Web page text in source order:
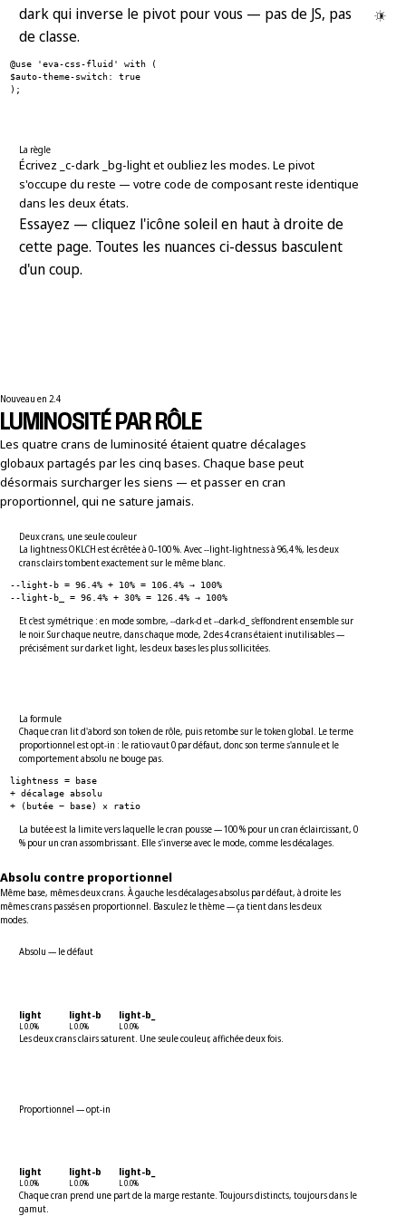
dark qui inverse le pivot pour vous — pas de JS, pas
de classe.
@use 'eva-css-fluid' with (
$auto-theme-switch: true
);
La règle
Écrivez _c-dark _bg-light et oubliez les modes. Le pivot
s'occupe du reste — votre code de composant reste identique
dans les deux états.
Essayez — cliquez l'icône soleil en haut à droite de
cette page. Toutes les nuances ci-dessus basculent
d'un coup.
Nouveau en 2.4
LUMINOSITÉ PAR RÔLE
Les quatre crans de luminosité étaient quatre décalages
globaux partagés par les cinq bases. Chaque base peut
désormais surcharger les siens — et passer en cran
proportionnel, qui ne sature jamais.
Deux crans, une seule couleur
La lightness OKLCH est écrêtée à 0–100 %. Avec --light-lightness à 96,4 %, les deux
crans clairs tombent exactement sur le même blanc.
--light-b = 96.4% + 10% = 106.4% → 100%
--light-b_ = 96.4% + 30% = 126.4% → 100%
Et c'est symétrique : en mode sombre, --dark-d et --dark-d_ s'effondrent ensemble sur
le noir. Sur chaque neutre, dans chaque mode, 2 des 4 crans étaient inutilisables —
précisément sur dark et light, les deux bases les plus sollicitées.
La formule
Chaque cran lit d'abord son token de rôle, puis retombe sur le token global. Le terme
proportionnel est opt-in : le ratio vaut 0 par défaut, donc son terme s'annule et le
comportement absolu ne bouge pas.
lightness = base
+ décalage absolu
+ (butée − base) × ratio
La butée est la limite vers laquelle le cran pousse — 100 % pour un cran éclaircissant, 0
% pour un cran assombrissant. Elle s'inverse avec le mode, comme les décalages.
Absolu contre proportionnel
Même base, mêmes deux crans. À gauche les décalages absolus par défaut, à droite les
mêmes crans passés en proportionnel. Basculez le thème — ça tient dans les deux
modes.
Absolu — le défaut
light
L 0.0%
light-b
L 0.0%
light-b_
L 0.0%
Les deux crans clairs saturent. Une seule couleur, affichée deux fois.
Proportionnel — opt-in
light
L 0.0%
light-b
L 0.0%
light-b_
L 0.0%
Chaque cran prend une part de la marge restante. Toujours distincts, toujours dans le
gamut.